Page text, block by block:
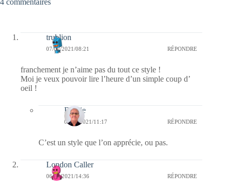
4 commentaires
trublion
07/02/2021/08:21 RÉPONDRE
franchement je n’aime pas du tout ce style !
Moi je veux pouvoir lire l’heure d’un simple coup d’
oeil !
Bernie
07/02/2021/11:17 RÉPONDRE
C’est un style que l’on apprécie, ou pas.
London Caller
06/02/2021/14:36 RÉPONDRE